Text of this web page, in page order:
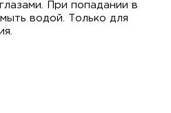
При попадании в
водой. Только для